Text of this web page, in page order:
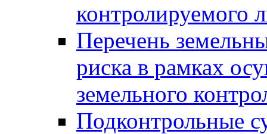
контролируемого
Перечень
риска в рамках
земельного
Подконтрольные